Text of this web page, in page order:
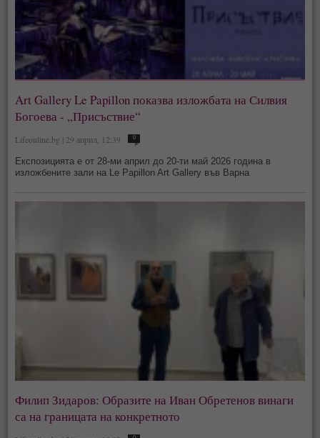
Art Gallery Le Papillon показва изложбата на Силвия
Богоева - „Присъствие“
Lifeonline.bg | 29 април, 12:39 0
Експозицията е от 28-ми април до 20-ти май 2026 година в
изложбените зали на Le Papillon Art Gallery във Варна
Филип Зидаров: Образите на Иван Обретенов винаги
са на границата на конкретното